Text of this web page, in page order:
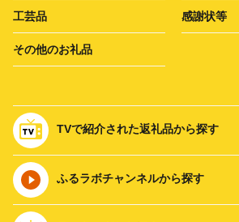
工芸品 感謝状等
その他のお礼品
TVで紹介された返礼品から探す
ふるラボチャンネルから探す